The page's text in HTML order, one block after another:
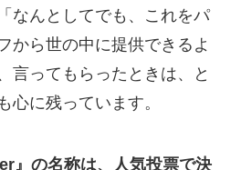
なんとしてでも、これをパ
から世の中に提供できるよ
言ってもらったときは、と
心に残っています。
』の名称は、人気投票で決